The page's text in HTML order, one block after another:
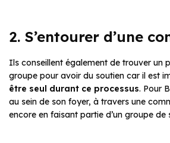
2. S’entourer d’une
Ils conseillent également de trouver un
groupe pour avoir du soutien car il est
être seul durant ce processus. Pour
au sein de son foyer, à travers une
encore en faisant partie d’un groupe de